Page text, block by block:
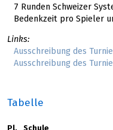
7 Runden Schweizer
Bedenkzeit pro Spieler
Links:
Ausschreibung des
Ausschreibung des
Tabelle
Pl. Schule